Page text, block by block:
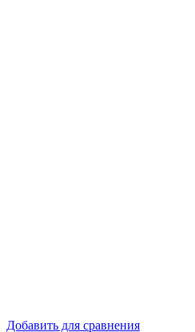
Добавить для сравнения